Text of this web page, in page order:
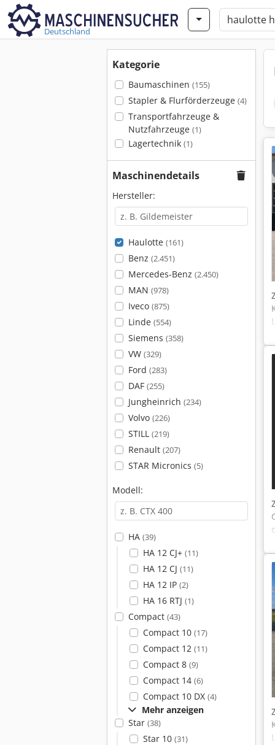
Deutschland
Kategorie
Baumaschinen (155)
Stapler & Flurförderzeuge (4)
Transportfahrzeuge &
Nutzfahrzeuge (1)
Lagertechnik (1)
Maschinendetails
Hersteller:
Haulotte (161)
Benz (2.451)
Mercedes-Benz (2.450)
MAN (978)
Iveco (875)
Linde (554)
Siemens (358)
VW (329)
Ford (283)
DAF (255)
Jungheinrich (234)
Volvo (226)
STILL (219)
Renault (207)
STAR Micronics (5)
Modell:
HA (39)
HA 12 CJ+ (11)
HA 12 CJ (11)
HA 12 IP (2)
HA 16 RTJ (1)
Compact (43)
Compact 10 (17)
Compact 12 (11)
Compact 8 (9)
Compact 14 (6)
Compact 10 DX (4)
Mehr anzeigen
Star (38)
Star 10 (31)